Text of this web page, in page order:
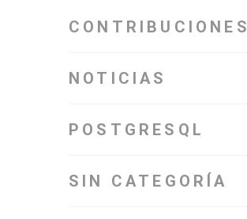
CONTRIBUCIONES
NOTICIAS
POSTGRESQL
SIN CATEGORÍA